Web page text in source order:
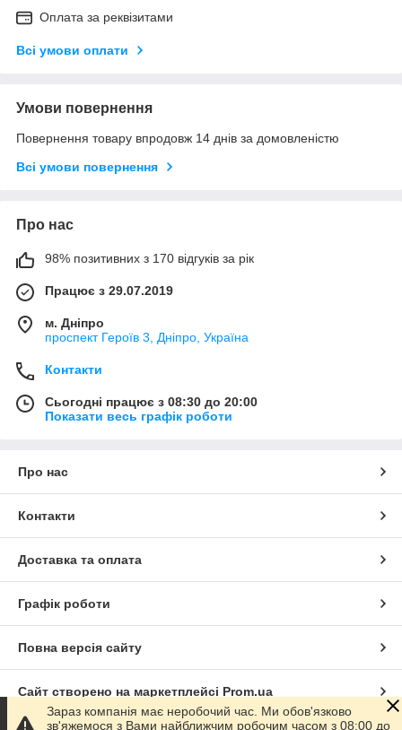
Оплата за реквізитами
Всі умови оплати
Умови повернення
Повернення товару впродовж 14 днів за домовленістю
Всі умови повернення
Про нас
98% позитивних з 170 відгуків за рік
Працює з 29.07.2019
м. Дніпро
проспект Героїв 3, Дніпро, Україна
Контакти
Сьогодні працює з 08:30 до 20:00
Показати весь графік роботи
Про нас
Контакти
Доставка та оплата
Графік роботи
Повна версія сайту
Сайт створено на маркетплейсі Prom.ua
Зараз компанія має неробочий час. Ми обов'язково
зв'яжемося з Вами найближчим робочим часом з 08:00 до